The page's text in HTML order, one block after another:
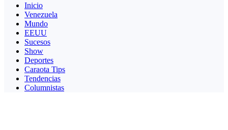
Inicio
Venezuela
Mundo
EEUU
Sucesos
Show
Deportes
Caraota Tips
Tendencias
Columnistas